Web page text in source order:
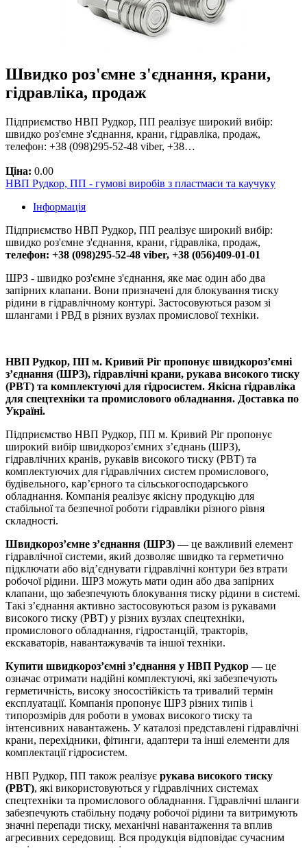
Швидко роз'ємне з'єднання, крани,
гідравліка, продаж
Підприємство НВП Рудкор, ПП реалізує широкий вибір:
швидко роз'ємне з'єднання, крани, гідравліка, продаж,
телефон: +38 (098)295-52-48 viber, +38…
Ціна: 0.00
НВП Рудкор, ПП - гумові виробів з пластмаси та каучуку
Інформація
Підприємство НВП Рудкор, ПП реалізує широкий вибір:
швидко роз'ємне з'єднання, крани, гідравліка, продаж,
телефон: +38 (098)295-52-48 viber, +38 (056)409-01-01
ШРЗ - швидко роз'ємне з'єднання, яке має один або два
запірних клапани. Вони призначені для блокування тиску
рідини в гідравлічному контурі. Застосовуються разом зі
шлангами і РВД в різних вузлах промислової техніки.
НВП Рудкор, ПП м. Кривий Ріг пропонує швидкороз’ємні
з’єднання (ШРЗ), гідравлічні крани, рукава високого тиску
(РВТ) та комплектуючі для гідросистем. Якісна гідравліка
для спецтехніки та промислового обладнання. Доставка по
Україні.
Підприємство НВП Рудкор, ПП м. Кривий Ріг пропонує
широкий вибір швидкороз’ємних з’єднань (ШРЗ),
гідравлічних кранів, рукавів високого тиску (РВТ) та
комплектуючих для гідравлічних систем промислового,
будівельного, кар’єрного та сільськогосподарського
обладнання. Компанія реалізує якісну продукцію для
стабільної та безпечної роботи гідравліки різного рівня
складності.
Швидкороз’ємне з’єднання (ШРЗ) — це важливий елемент
гідравлічної системи, який дозволяє швидко та герметично
підключати або від’єднувати гідравлічні контури без втрати
робочої рідини. ШРЗ можуть мати один або два запірних
клапани, що забезпечують блокування тиску рідини в системі.
Такі з’єднання активно застосовуються разом із рукавами
високого тиску (РВТ) у різних вузлах спецтехніки,
промислового обладнання, гідростанцій, тракторів,
екскаваторів, навантажувачів та іншої техніки.
Купити швидкороз’ємні з’єднання у НВП Рудкор — це
означає отримати надійні комплектуючі, які забезпечують
герметичність, високу зносостійкість та тривалий термін
експлуатації. Компанія пропонує ШРЗ різних типів і
типорозмірів для роботи в умовах високого тиску та
інтенсивних навантажень. У каталозі представлені гідравлічні
крани, перехідники, фітинги, адаптери та інші елементи для
комплектації гідросистем.
НВП Рудкор, ПП також реалізує рукава високого тиску
(РВТ), які використовуються у гідравлічних системах
спецтехніки та промислового обладнання. Гідравлічні шланги
забезпечують стабільну подачу робочої рідини та витримують
значні перепади тиску, механічні навантаження та вплив
агресивних середовищ. Вся продукція відповідає сучасним